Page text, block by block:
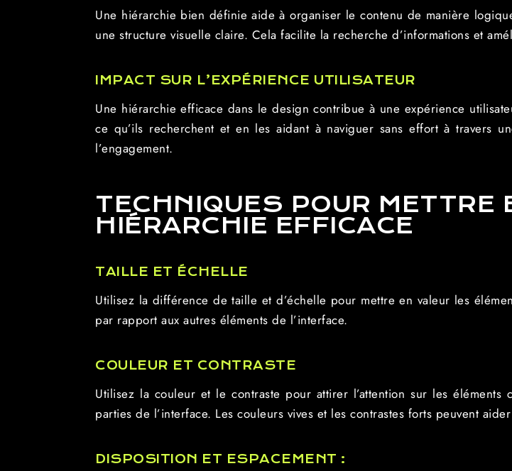
Une hiérarchie bien définie aide à organiser le contenu de manière
une structure visuelle claire. Cela facilite la recherche d’informations et
IMPACT SUR L’EXPÉRIENCE UTILISATEUR
Une hiérarchie efficace dans le design contribue à une expérience
ce qu’ils recherchent et en les aidant à naviguer sans effort à travers
l’engagement.
TECHNIQUES POUR
HIÉRARCHIE EFFICACE
TAILLE ET ÉCHELLE
Utilisez la différence de taille et d’échelle pour mettre en valeur les
par rapport aux autres éléments de l’interface.
COULEUR ET CONTRASTE
Utilisez la couleur et le contraste pour attirer l’attention sur les
parties de l’interface. Les couleurs vives et les contrastes forts peuvent
DISPOSITION ET ESPACEMENT :